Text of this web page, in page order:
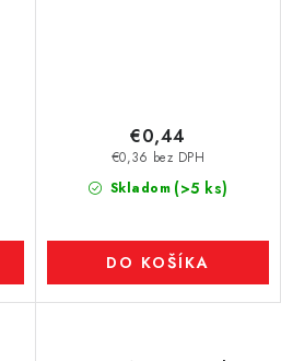
Skladom (>5 ks)
€0,36 bez DPH
€0,44
DO KOŠÍKA